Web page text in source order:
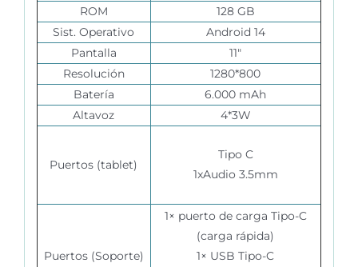
ROM
128 GB
Sist. Operativo
Android 14
Pantalla
11″
Resolución
1280*800
Batería
6.000 mAh
Altavoz
4*3W
Puertos (tablet)
Tipo C
1xAudio 3.5mm
Puertos (Soporte)
1× puerto de carga Tipo-C
(carga rápida)
1× USB Tipo-C